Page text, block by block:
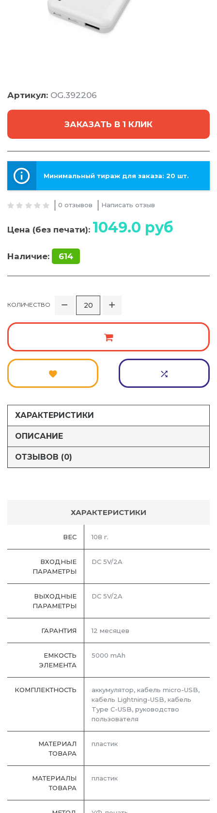
Артикул: OG.392206
ЗАКАЗАТЬ В 1 КЛИК
Минимальный тираж для заказа: 20 шт.
0 отзывов Написать отзыв
Цена (без печати): 1049.0 руб
Наличие: 614
КОЛИЧЕСТВО
ХАРАКТЕРИСТИКИ
ОПИСАНИЕ
ОТЗЫВОВ (0)
ХАРАКТЕРИСТИКИ
ВЕС 108 г.
ВХОДНЫЕ
ПАРАМЕТРЫ
DC 5V/2A
ВЫХОДНЫЕ
ПАРАМЕТРЫ
DC 5V/2A
ГАРАНТИЯ 12 месяцев
ЕМКОСТЬ
ЭЛЕМЕНТА
5000 mAh
КОМПЛЕКТНОСТЬ
аккумулятор, кабель micro-USB,
кабель Lightning-USB, кабель
Type C-USB, руководство
пользователя
МАТЕРИАЛ
ТОВАРА
пластик
МАТЕРИАЛЫ
ТОВАРА
пластик